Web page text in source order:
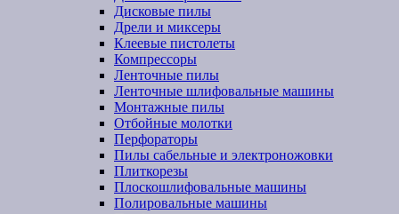
Дисковые пилы
Дрели и миксеры
Клеевые пистолеты
Компрессоры
Ленточные пилы
Ленточные шлифовальные машины
Монтажные пилы
Отбойные молотки
Перфораторы
Пилы сабельные и электроножовки
Плиткорезы
Плоскошлифовальные машины
Полировальные машины